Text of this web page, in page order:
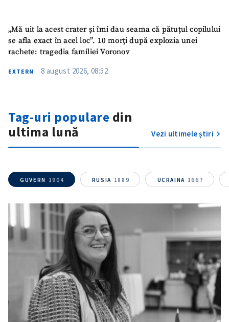
„Mă uit la acest crater și îmi dau seama că pătuțul copilului
se afla exact în acel loc”. 10 morți după explozia unei
rachete: tragedia familiei Voronov
EXTERN 8 august 2026, 08:52
Tag-uri populare din
ultima lună
Vezi ultimele știri
GUVERN 1904 RUSIA 1889 UCRAINA 1667